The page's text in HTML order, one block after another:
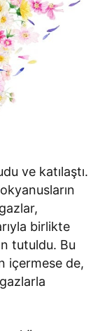
ve katılaştı.
birlikte
tutuldu. Bu
içermese de,